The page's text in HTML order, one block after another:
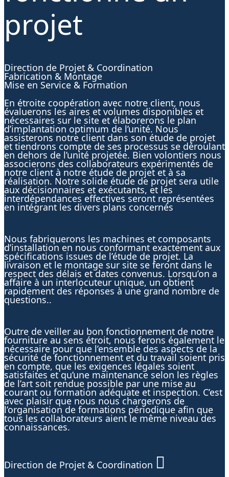
projet
Direction de Projet & Coordination
Fabrication & Montage
Mise en Service & Formation
En étroite coopération avec notre client, nous
évaluerons les aires et volumes disponibles et
nécessaires sur le site et élaborerons le plan
d’implantation optimum de l’unité. Nous
assisterons notre client dans son étude de projet
et tiendrons compte de ses processus se déroulant
en dehors de l’unité projetée. Bien volontiers nous
associerons des collaborateurs expérimentés de
notre client à notre étude de projet et à sa
réalisation. Notre solide étude de projet sera utile
aux décisionnaires et exécutants, et les
interdépendances effectives seront représentées
en intégrant les divers plans concernés
Nous fabriquerons les machines et composants
d’installation en nous conformant exactement aux
spécifications issues de l’étude de projet. La
livraison et le montage sur site se feront dans le
respect des délais et dates convenus. Lorsqu’on a
affaire à un interlocuteur unique, un obtient
rapidement des réponses à une grand nombre de
questions..
Outre de veiller au bon fonctionnement de notre
fourniture au sens étroit, nous ferons également le
nécessaire pour que l’ensemble des aspects de la
sécurité de fonctionnement et du travail soient pris
en compte, que les exigences légales soient
satisfaites et qu’une maintenance selon les règles
de l’art soit rendue possible par une mise au
courant ou formation adéquate et inspection. C’est
avec plaisir que nous nous chargerons de
l’organisation de formations périodique afin que
tous les collaborateurs aient le même niveau des
connaissances.
Direction de Projet & Coordination